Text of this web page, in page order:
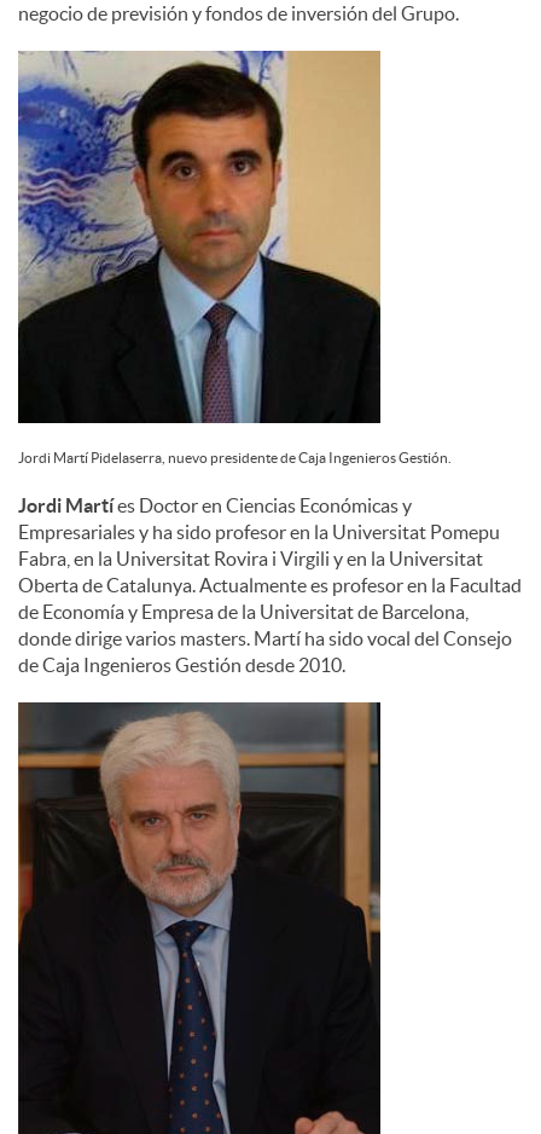
i
d
o
s
negocio de previsión y fondos de inversión del Grupo.
Jordi Martí Pidelaserra, nuevo presidente de Caja Ingenieros Gestión.
Jordi Martíes Doctor en Ciencias Económicas y
Empresariales y ha sido profesor en la Universitat Pomepu
Fabra, en la Universitat Rovira i Virgili y en la Universitat
Oberta de Catalunya. Actualmente es profesor en la Facultad
de Economía y Empresa de la Universitat de Barcelona,
donde dirige varios masters. Martí ha sido vocal del Consejo
de Caja Ingenieros Gestión desde 2010.